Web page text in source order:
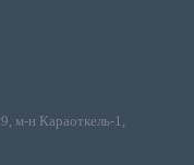
м-н Караоткель-1,